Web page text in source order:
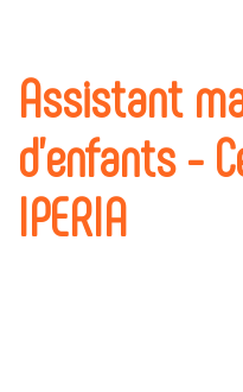
Assistant
d'enfants -
IPERIA